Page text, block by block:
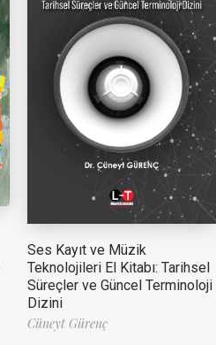
Ses Kayıt ve Müzik
Teknolojileri El Kitabı: Tarihsel
Süreçler ve Güncel Terminoloji
Dizini
Cüneyt Gürenç